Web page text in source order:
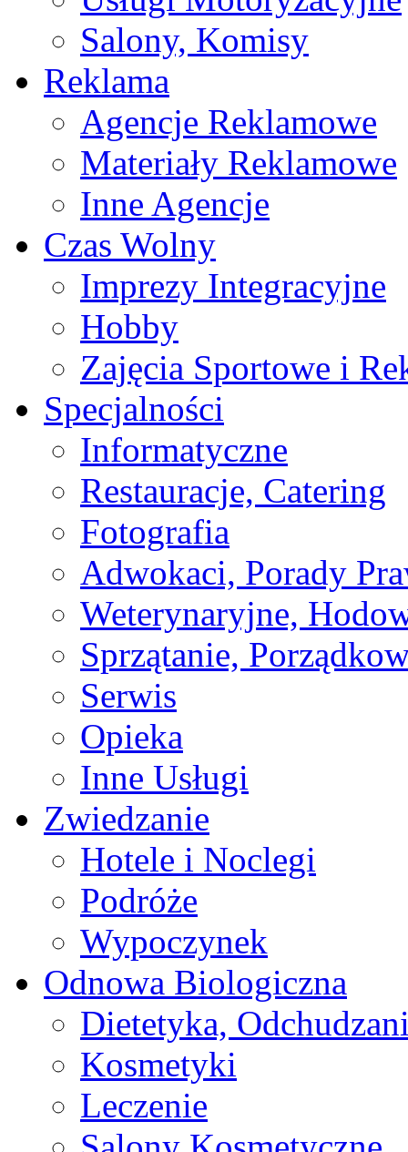
Salony, Komisy
Reklama
Agencje Reklamowe
Materiały Reklamowe
Inne Agencje
Czas Wolny
Imprezy Integracyjne
Hobby
Zajęcia Sportowe i
Specjalności
Informatyczne
Restauracje, Catering
Fotografia
Adwokaci, Porady
Weterynaryjne,
Sprzątanie,
Serwis
Opieka
Inne Usługi
Zwiedzanie
Hotele i Noclegi
Podróże
Wypoczynek
Odnowa Biologiczna
Dietetyka,
Kosmetyki
Leczenie